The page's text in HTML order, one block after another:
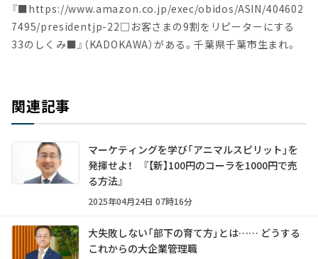
『■https://www.amazon.co.jp/exec/obidos/ASIN/404602
7495/presidentjp-22□お客さまの9割をリピーターにする
33のしくみ■』（KADOKAWA）がある。千葉県千葉市生まれ。
関連記事
マーケティングを学び「アニマルスピリット」を
発揮せよ！ 『【新】100円のコーラを1000円で売
る方法』
2025年04月24日 07時16分
大失敗しない「部下の育て方」とは…… どうする
これからの大企業管理職